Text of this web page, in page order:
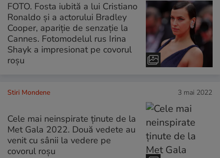
FOTO. Fosta iubită a lui Cristiano
Ronaldo și a actorului Bradley
Cooper, apariție de senzație la
Cannes. Fotomodelul rus Irina
Shayk a impresionat pe covorul
roșu
Stiri Mondene 3 mai 2022
Cele mai neinspirate ținute de la
Met Gala 2022. Două vedete au
venit cu sânii la vedere pe
covorul roșu